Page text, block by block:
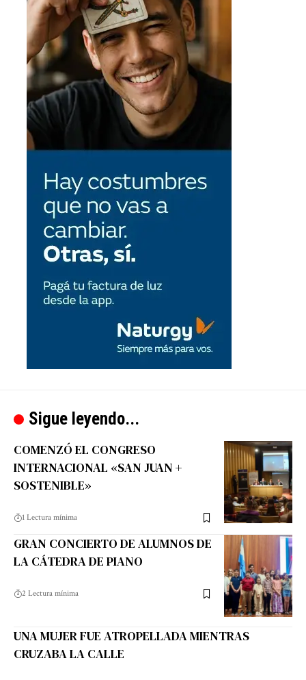
Sigue leyendo...
COMENZÓ EL CONGRESO
INTERNACIONAL «SAN JUAN +
SOSTENIBLE»
1 Lectura mínima
GRAN CONCIERTO DE ALUMNOS DE
LA CÁTEDRA DE PIANO
2 Lectura mínima
UNA MUJER FUE ATROPELLADA MIENTRAS
CRUZABA LA CALLE